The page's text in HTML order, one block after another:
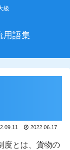
級
用語集
2022.06.17
度とは、貨物の